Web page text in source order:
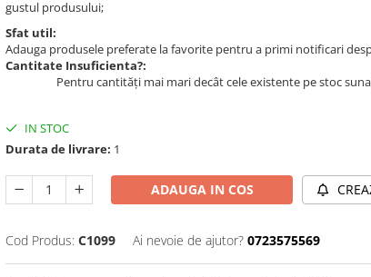
gustul produsului;
Sfat util:
Adauga produsele preferate la favorite pentru a primi notificari
Cantitate Insuficienta?:
Pentru cantități mai mari decât cele existente pe stoc
IN STOC
Durata de livrare: 1
ADAUGA IN COS
Cod Produs: C1099 Ai nevoie de ajutor? 0723575569